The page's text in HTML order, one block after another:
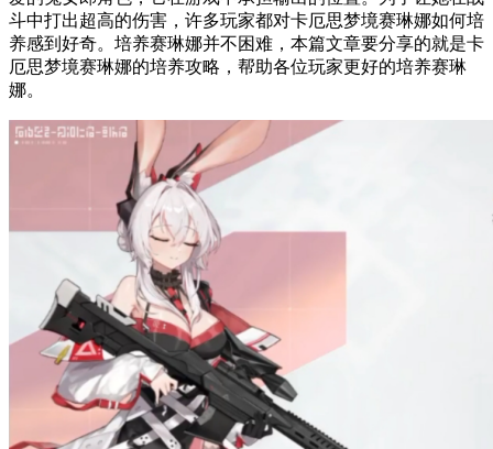
斗中打出超高的伤害，许多玩家都对卡厄思梦境赛琳娜如何培
养感到好奇。培养赛琳娜并不困难，本篇文章要分享的就是卡
厄思梦境赛琳娜的培养攻略，帮助各位玩家更好的培养赛琳
娜。